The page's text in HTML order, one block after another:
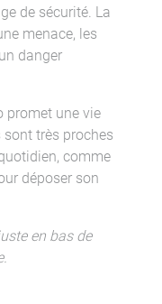
de sécurité. La
menace, les
danger
promet une vie
très proches
comme
déposer son
en bas de